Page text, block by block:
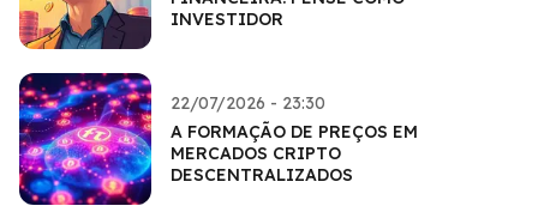
INVESTIDOR
22/07/2026 - 23:30
A FORMAÇÃO DE PREÇOS EM
MERCADOS CRIPTO
DESCENTRALIZADOS